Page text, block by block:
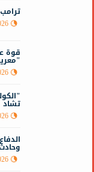
قوة
تشاد